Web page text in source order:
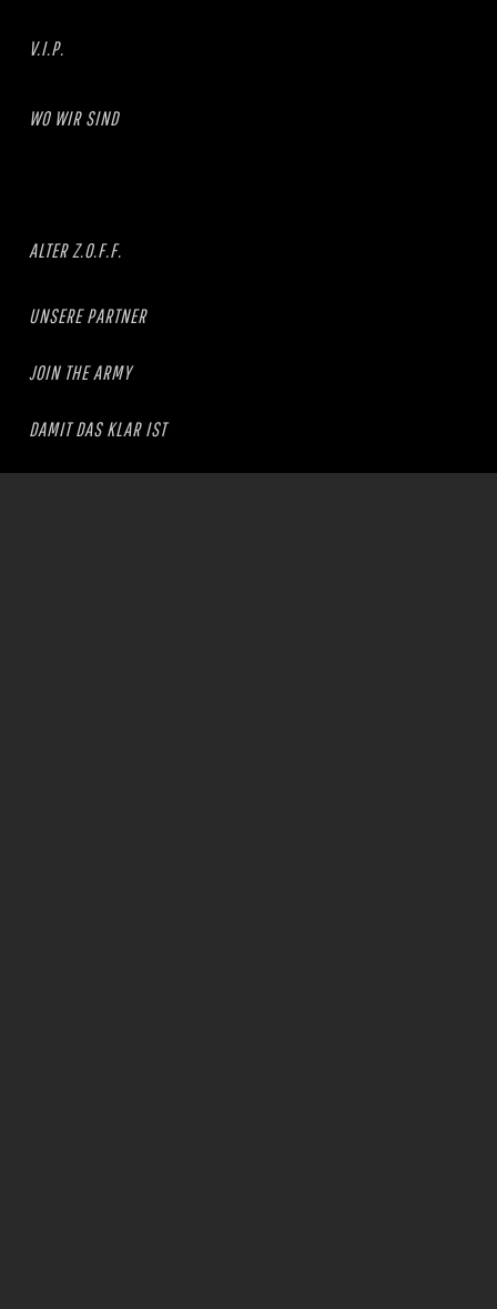
V.I.P.
WO WIR SIND
ALTER Z.O.F.F.
UNSERE PARTNER
JOIN THE ARMY
DAMIT DAS KLAR IST